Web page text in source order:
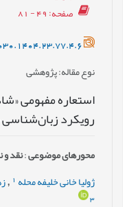
صفحه: 49 - 81
نوع مقاله: پژوهشی
استعاره مفهومی
رویکرد
محورهای موضوعی:نقد و
ژولیا خانی خلیفه محله1
,
3